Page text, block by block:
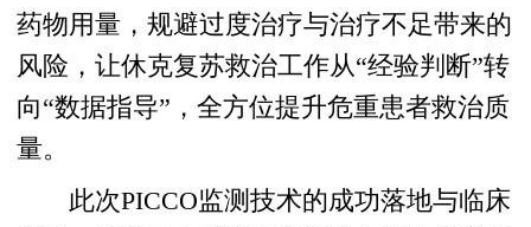
药物用量，规避过度治疗与治疗不足带来的
风险，让休克复苏救治工作从“经验判断”转
向“数据指导”，全方位提升危重患者救治质
量。
此次PICCO监测技术的成功落地与临床